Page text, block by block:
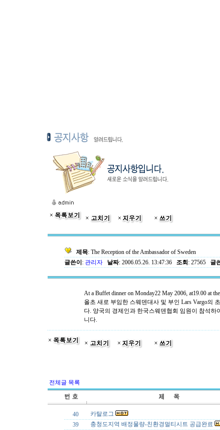
제목: The Reception of the Ambassador of Sweden
글쓴이 : 관리자 날짜: 2006.05.26. 13:47:36 조회 : 27565 글
At a Buffet dinner on Monday22 May 2006, at19.00 at
올초 새로 부임한 스웨덴대사 및 부인 Lars Vargo의
다. 양국의 경제인과 한국스웨덴협회 임원이 참석
니다.
전체글 목록
40
카탈로그
39
충청도지역 배정물량-친환경멀티시트 공급완료